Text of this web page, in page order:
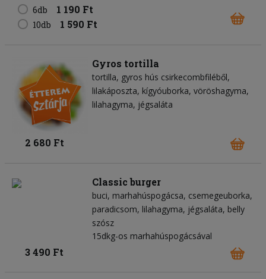
6db
1 190 Ft
10db 1 590 Ft
Gyros tortilla
tortilla gyros hús csirkecombfiléből
lilakáposzta kígyóuborka vöröshagyma
lilahagyma jégsaláta
2 680 Ft
Classic burger
buci marhahúspogácsa csemegeuborka
paradicsom lilahagyma jégsaláta belly
szósz
15dkg-os marhahúspogácsával
3 490 Ft